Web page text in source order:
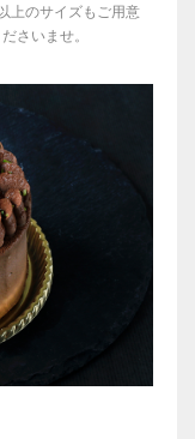
上のサイズもご用意
さいませ。